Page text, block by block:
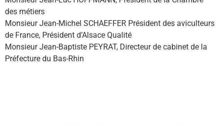
des métiers
Monsieur Jean-Michel SCHAEFFER Président des aviculteurs
de France, Président d’Alsace Qualité
Monsieur Jean-Baptiste PEYRAT, Directeur de cabinet de la
Préfecture du Bas-Rhin